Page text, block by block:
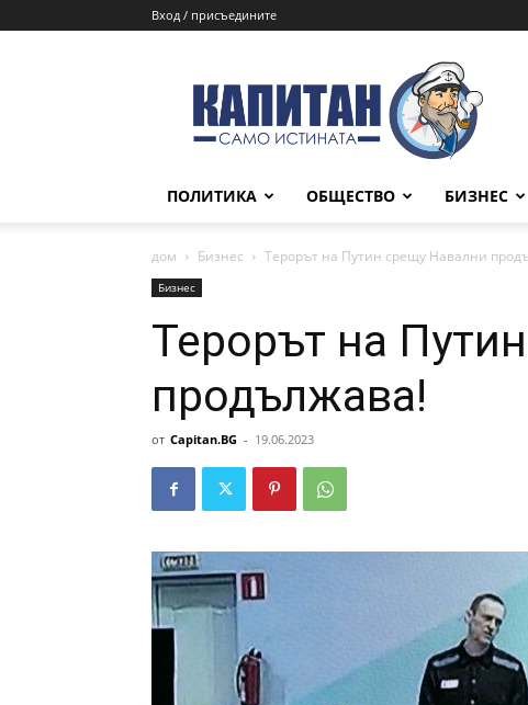
Вход / присъедините
ПОЛИТИКА ОБЩЕСТВО БИЗНЕС
дом Бизнес Терорът на Путин срещу Навални
Бизнес
Терорът на
продължава!
от Capitan.BG - 19.06.2023